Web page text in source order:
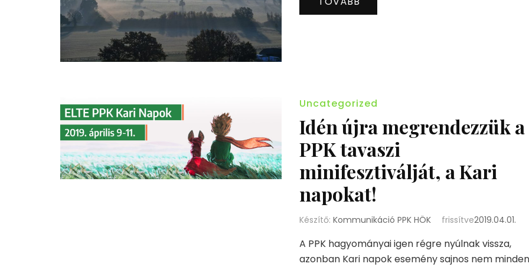
Uncategorized
Idén újra megrendezzük a
PPK tavaszi
minifesztiválját, a Kari
napokat!
Készítő: Kommunikáció PPK HÖK frissítve2019.04.01.
A PPK hagyományai igen régre nyúlnak vissza,
azonban Kari napok esemény sajnos nem minden